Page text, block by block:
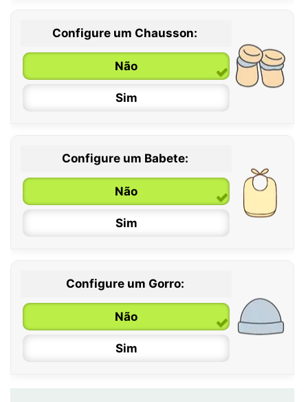
0 / 6 meses
6 / 12 meses
12 / 18 meses
Configure um Chausson:
Não
Sim
Configure um Babete:
Não
Sim
Configure um Gorro:
Não
Sim